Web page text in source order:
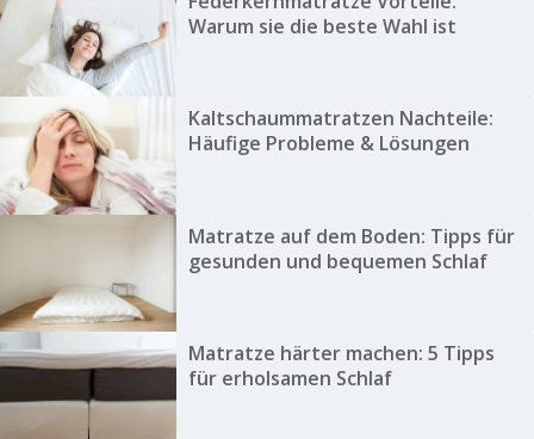
Warum sie die beste Wahl ist
Kaltschaummatratzen Nachteile:
Häufige Probleme & Lösungen
Matratze auf dem Boden: Tipps für
gesunden und bequemen Schlaf
Matratze härter machen: 5 Tipps
für erholsamen Schlaf